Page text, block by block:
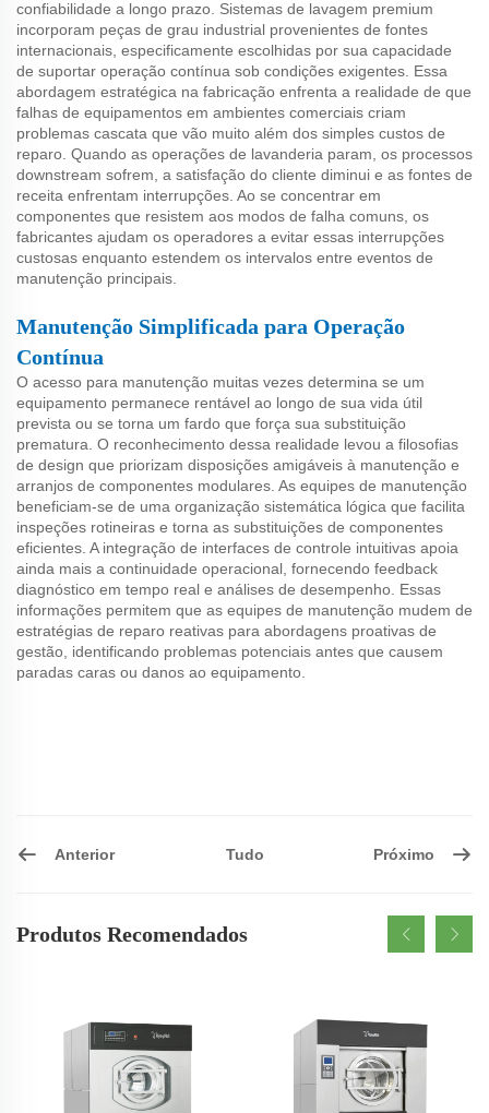
confiabilidade a longo prazo. Sistemas de lavagem premium
incorporam peças de grau industrial provenientes de fontes
internacionais, especificamente escolhidas por sua capacidade
de suportar operação contínua sob condições exigentes. Essa
abordagem estratégica na fabricação enfrenta a realidade de que
falhas de equipamentos em ambientes comerciais criam
problemas cascata que vão muito além dos simples custos de
reparo. Quando as operações de lavanderia param, os processos
downstream sofrem, a satisfação do cliente diminui e as fontes de
receita enfrentam interrupções. Ao se concentrar em
componentes que resistem aos modos de falha comuns, os
fabricantes ajudam os operadores a evitar essas interrupções
custosas enquanto estendem os intervalos entre eventos de
manutenção principais.
Manutenção Simplificada para Operação
Contínua
O acesso para manutenção muitas vezes determina se um
equipamento permanece rentável ao longo de sua vida útil
prevista ou se torna um fardo que força sua substituição
prematura. O reconhecimento dessa realidade levou a filosofias
de design que priorizam disposições amigáveis à manutenção e
arranjos de componentes modulares. As equipes de manutenção
beneficiam-se de uma organização sistemática lógica que facilita
inspeções rotineiras e torna as substituições de componentes
eficientes. A integração de interfaces de controle intuitivas apoia
ainda mais a continuidade operacional, fornecendo feedback
diagnóstico em tempo real e análises de desempenho. Essas
informações permitem que as equipes de manutenção mudem de
estratégias de reparo reativas para abordagens proativas de
gestão, identificando problemas potenciais antes que causem
paradas caras ou danos ao equipamento.
Anterior Tudo Próximo
Produtos Recomendados